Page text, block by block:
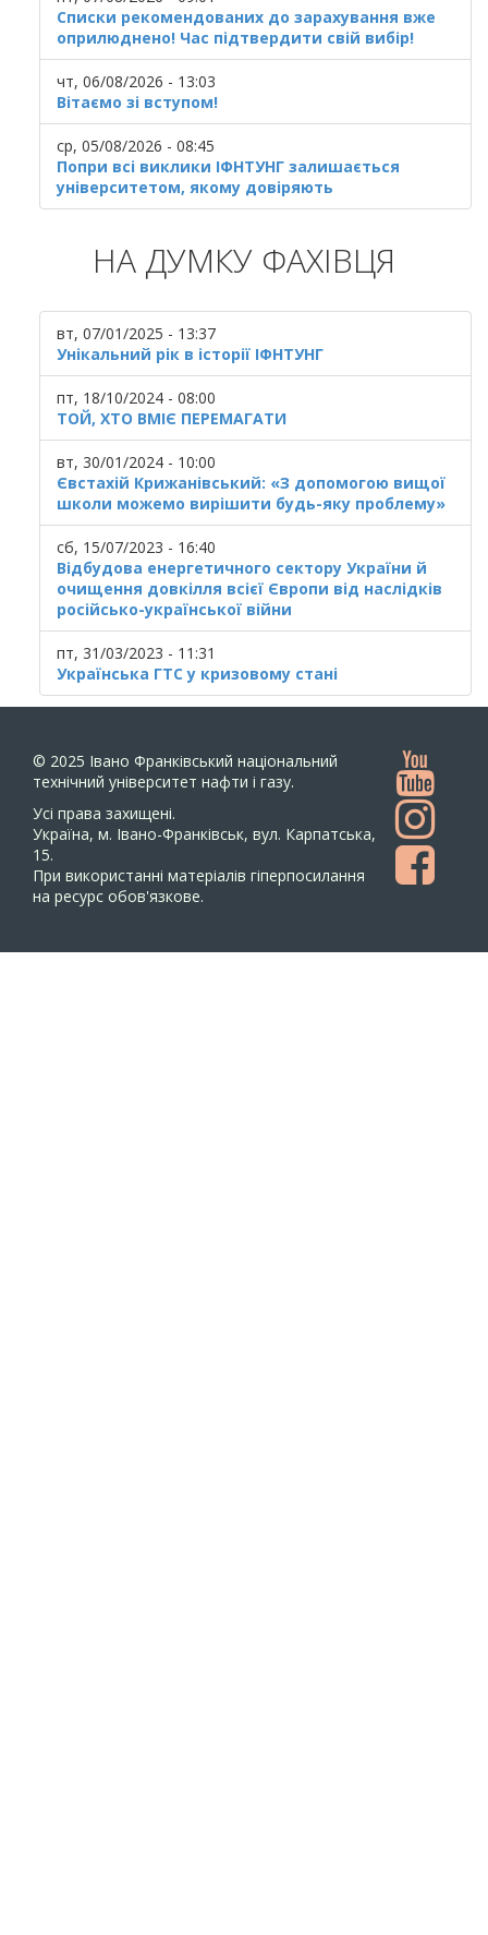
Списки рекомендованих до зарахування вже
оприлюднено! Час підтвердити свій вибір!
чт, 06/08/2026 - 13:03
Вітаємо зі вступом!
ср, 05/08/2026 - 08:45
Попри всі виклики ІФНТУНГ залишається
університетом, якому довіряють
НА ДУМКУ ФАХІВЦЯ
вт, 07/01/2025 - 13:37
Унікальний рік в історії ІФНТУНГ
пт, 18/10/2024 - 08:00
ТОЙ, ХТО ВМІЄ ПЕРЕМАГАТИ
вт, 30/01/2024 - 10:00
Євстахій Крижанівський: «З допомогою вищої
школи можемо вирішити будь-яку проблему»
сб, 15/07/2023 - 16:40
Відбудова енергетичного сектору України й
очищення довкілля всієї Європи від наслідків
російсько-української війни
пт, 31/03/2023 - 11:31
Українська ГТС у кризовому стані
© 2025 Івано Франківський національний
технічний університет нафти і газу.
Усi права захищенi.
Україна, м. Івано-Франківськ, вул. Карпатська,
15.
При використанні матеріалів гіперпосилання
на ресурс обов'язкове.